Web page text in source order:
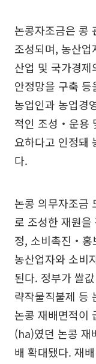
논콩자조금은 콩
조성되며, 농산
산업 및 국가경
안정망을 구축
농업인과 농업경
적인 조성‧운용
요하다고 인정돼
다.
논콩 의무자조금
로 조성한 재원
정, 소비촉진‧홍
농산업자와 소비
된다. 정부가 쌀
략작물직불제 등
논콩 재배면적이
(ha)였던 논콩
배 확대됐다. 재